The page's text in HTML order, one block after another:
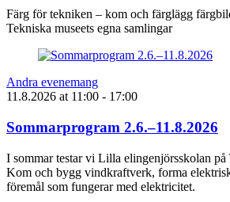
Färg för tekniken – kom och färglägg
Tekniska museets egna samlingar
Andra evenemang
11.8.2026 at 11:00 - 17:00
Sommarprogram 2.6.–11.8.2026
I sommar testar vi Lilla elingenjörsskolan på
Kom och bygg vindkraftverk, forma
föremål som fungerar med elektricitet.